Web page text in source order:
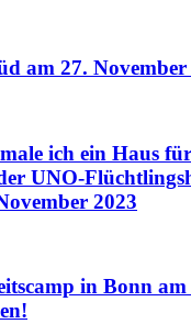
am 27.
ich ein Haus
UNO-
2023
in Bonn am